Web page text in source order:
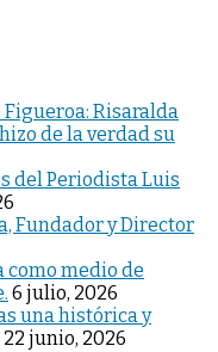
Risaralda
de la verdad su
del Periodista Luis
Fundador y Director
medio de
6 julio, 2026
una histórica y
22 junio, 2026